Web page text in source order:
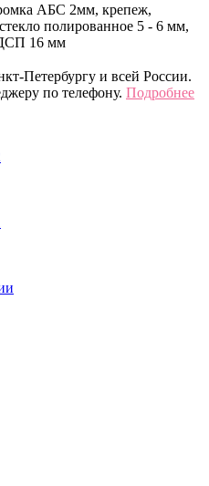
АБС 2мм, крепеж,
полированное 5 - 6 мм,
16 мм
Петербургу и всей России.
по телефону. Подробнее